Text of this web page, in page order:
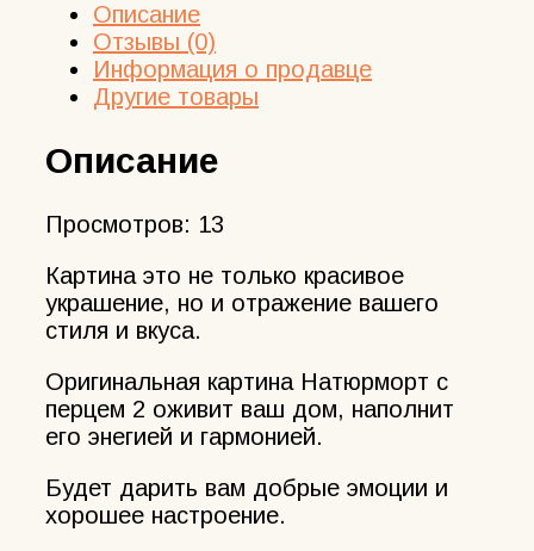
Описание
Отзывы (0)
Информация о продавце
Другие товары
Описание
Просмотров: 13
Картина это не только красивое
украшение, но и отражение вашего
стиля и вкуса.
Оригинальная картина Натюрморт с
перцем 2 оживит ваш дом, наполнит
его энегией и гармонией.
Будет дарить вам добрые эмоции и
хорошее настроение.